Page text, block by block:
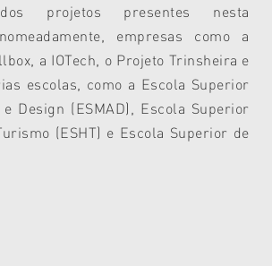
projetos presentes nesta
empresas como a
a IOTech, o Projeto Trinsheira e
escolas, como a Escola Superior
Design (ESMAD), Escola Superior
(ESHT) e Escola Superior de